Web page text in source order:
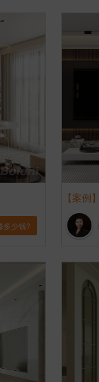
多少钱?
【案例